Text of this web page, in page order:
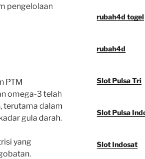
pengelolaan
PTM
omega-3 telah
terutama dalam
gula darah.
yang
rubah4d togel
rubah4d
Slot Pulsa Tri
Slot Pulsa
Slot Indosat